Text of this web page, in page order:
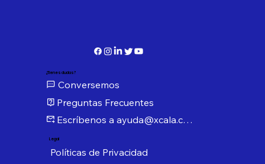
¿Tienes dudas?
Conversemos
Preguntas Frecuentes
Escríbenos a ayuda@xcala.com
Legal
Políticas de Privacidad